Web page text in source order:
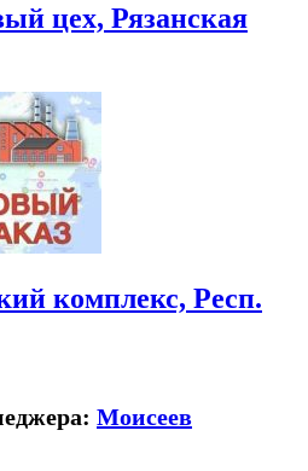
цех, Рязанская
комплекс, Респ.
Моисеев